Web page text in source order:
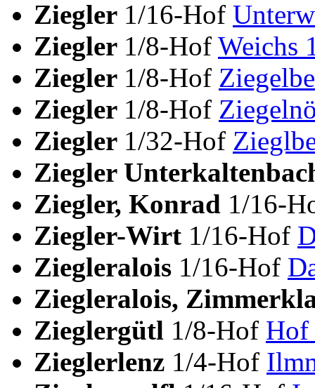
Ziegler 1/16-Hof
Ziegler 1/8-Hof Weichs
Ziegler 1/8-Hof
Ziegler 1/8-Hof
Ziegler 1/32-Hof
Ziegler
Ziegler, Konrad 1/16-
Ziegler-Wirt 1/16-Hof
Ziegleralois 1/16-Hof
Ziegleralois,
Zieglergütl 1/8-Hof Hof
Zieglerlenz 1/4-Hof